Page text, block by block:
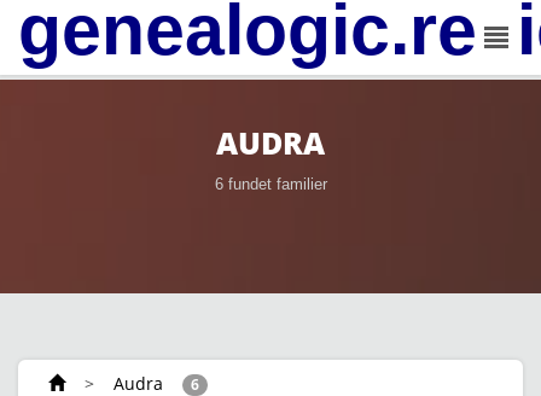
AUDRA
6 fundet familier
> Audra 6